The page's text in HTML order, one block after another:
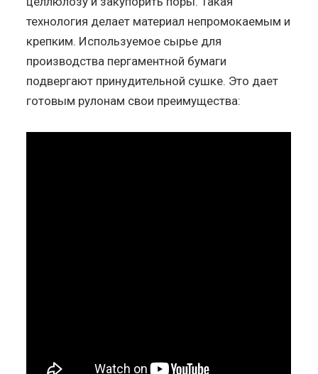
технология делает материал непромокаемым и
крепким. Используемое сырье для
производства пергаментной бумаги
подвергают принудительной сушке. Это дает
готовым рулонам свои преимущества: